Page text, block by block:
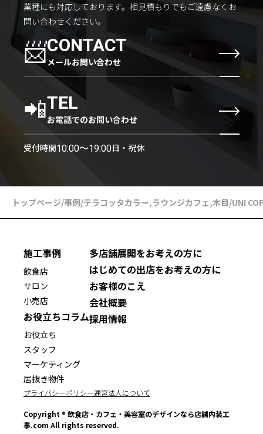
業種にも対応しております。 相見積もりでもご遠慮なくお
問い合わせください。
📨CONTACT
メールお問い合わせ
📲TEL
お電話でのお問い合わせ
受付時間10:00〜19:00日・祝休
トップページ/事例/テラコッタカラー,ラウンジカフェ,木目/UNI
施工事例
飲食店
サロン
小売店
お役立ちコラム
お役立ち
スタッフ
マーケティング
居抜き物件
多店舗展開をお考えの方に
はじめての出店をお考えの方に
お客様のこえ
会社概要
採用情報
プライバシーポリシー運営法人について
Copyright ® 飲食店・カフェ・美容室のデザインなら店舗内装工
事.com All rights reserved.